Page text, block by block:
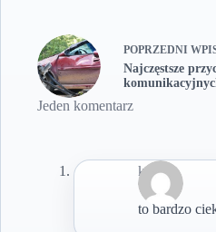
POPRZEDNI
Najczęstsze
Jeden komentarz
kotek
to bardzo